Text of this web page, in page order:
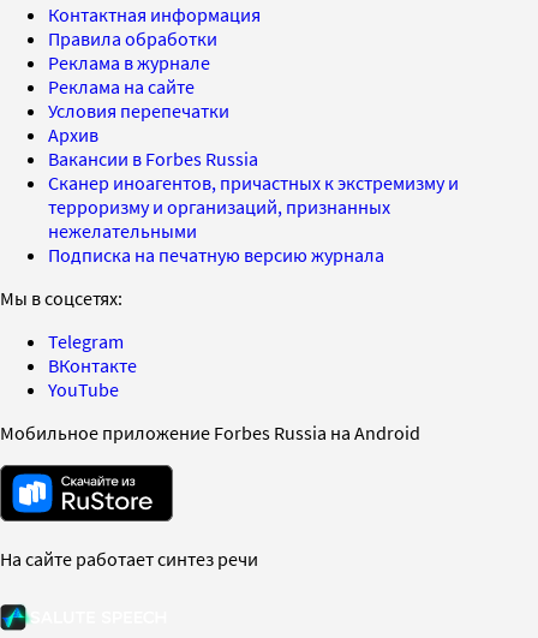
Контактная информация
Правила обработки
Реклама в журнале
Реклама на сайте
Условия перепечатки
Архив
Вакансии в Forbes Russia
Сканер иноагентов, причастных к экстремизму и
терроризму и организаций, признанных
нежелательными
Подписка на печатную версию журнала
Мы в соцсетях:
Telegram
ВКонтакте
YouTube
Мобильное приложение Forbes Russia на Android
На сайте работает синтез речи